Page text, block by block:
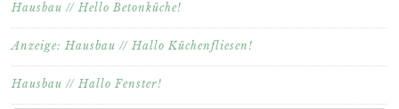
Hausbau // Hello Betonküche!
Anzeige: Hausbau // Hallo Küchenfliesen!
Hausbau // Hallo Fenster!